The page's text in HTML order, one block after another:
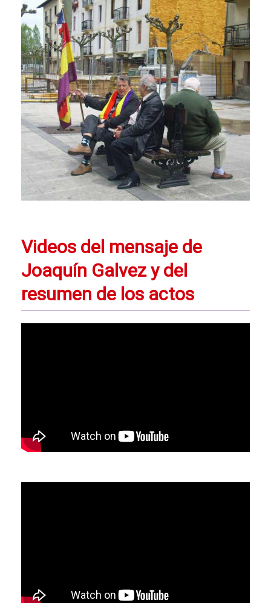
Videos del mensaje de
Joaquín Galvez y del
resumen de los actos